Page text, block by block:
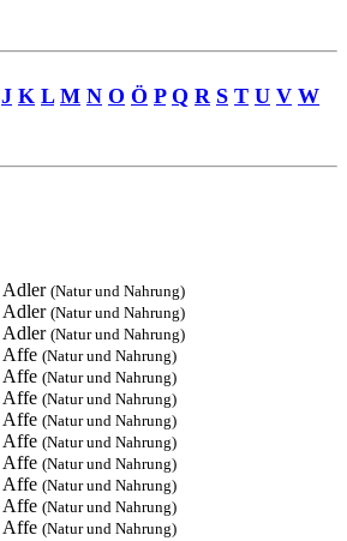
J K L M N O Ö P Q R S T U V W
Adler (Natur und Nahrung)
Adler (Natur und Nahrung)
Adler (Natur und Nahrung)
Affe (Natur und Nahrung)
Affe (Natur und Nahrung)
Affe (Natur und Nahrung)
Affe (Natur und Nahrung)
Affe (Natur und Nahrung)
Affe (Natur und Nahrung)
Affe (Natur und Nahrung)
Affe (Natur und Nahrung)
Affe (Natur und Nahrung)